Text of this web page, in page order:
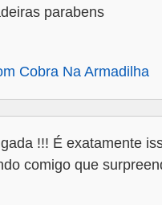
parabens
Cobra Na Armadilha
!!! É exatamente
comigo que